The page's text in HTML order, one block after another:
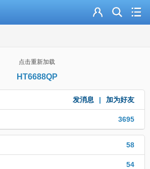
点击重新加载
HT6688QP
发消息 | 加为好友
3695
58
54
资源合集
站内导读
加入频道